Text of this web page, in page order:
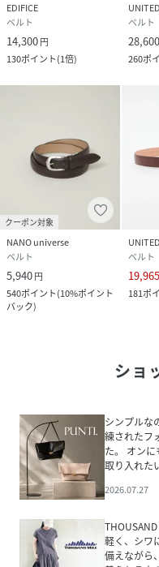
EDIFICE
ベルト
14,300円
130ポイント(1倍)
ベルト
28,600
260ポ
クーポン対象
NANO universe
ベルト
5,940円
540ポイント(10%ポイント
バック)
ベルト
19,965
181ポ
ショ
シンプルな
練されたフ
た。 オン
取り入れた
2026.07.27
軽く、シワ
備えながら